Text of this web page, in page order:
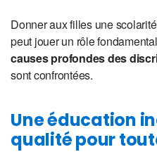
Donner aux filles une
peut jouer un rôle
causes profondes des
sont confrontées.
Une éducation
qualité pour